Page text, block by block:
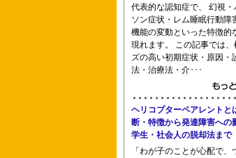
首都大学東京助産専
江戸川看護学校 よこ
代表的な認知症で、 幻視・
ソン症状・レム睡眠行動障
機能の変動といった特徴的
現れます。 この記事では、
ズの高い初期症状・原因・
法・治療法・介･･･
ヘリコプターペアレントと
断・特徴から発達障害への
学生・社会人の脱却法まで
「わが子のことが心配で、